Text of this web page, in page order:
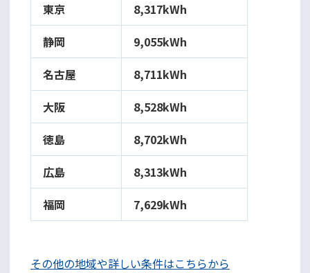
東京
8,317kWh
静岡
9,055kWh
名古屋
8,711kWh
大阪
8,528kWh
徳島
8,702kWh
広島
8,313kWh
福岡
7,629kWh
その他の地域や詳しい条件はこちらから